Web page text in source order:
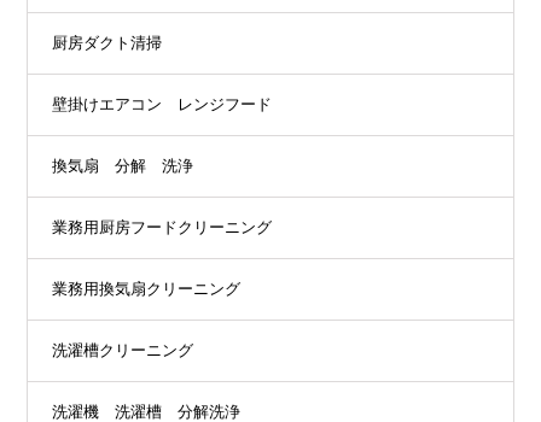
厨房ダクト清掃
壁掛けエアコン レンジフード
換気扇 分解 洗浄
業務用厨房フードクリーニング
業務用換気扇クリーニング
洗濯槽クリーニング
洗濯機 洗濯槽 分解洗浄